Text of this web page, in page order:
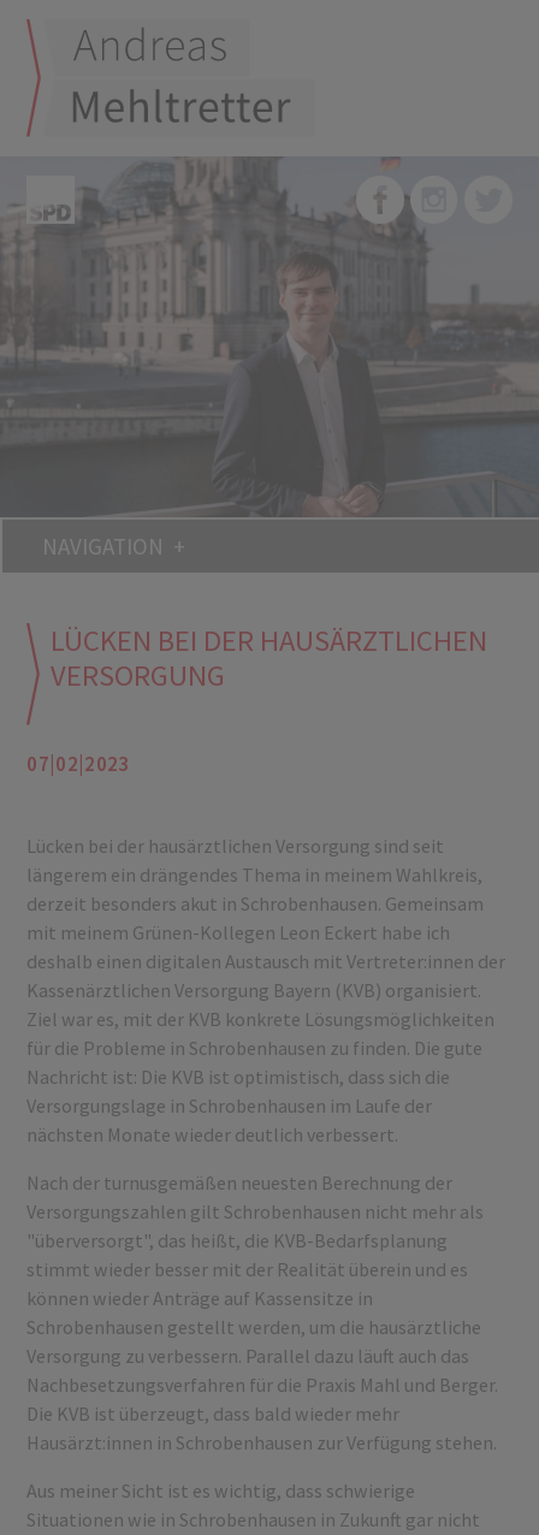
NAVIGATION
LÜCKEN BEI DER HAUSÄRZTLICHEN
VERSORGUNG
07|02|2023
Lücken bei der hausärztlichen Versorgung sind seit
längerem ein drängendes Thema in meinem Wahlkreis,
derzeit besonders akut in Schrobenhausen. Gemeinsam
mit meinem Grünen-Kollegen Leon Eckert habe ich
deshalb einen digitalen Austausch mit Vertreter:innen der
Kassenärztlichen Versorgung Bayern (KVB) organisiert.
Ziel war es, mit der KVB konkrete Lösungsmöglichkeiten
für die Probleme in Schrobenhausen zu finden. Die gute
Nachricht ist: Die KVB ist optimistisch, dass sich die
Versorgungslage in Schrobenhausen im Laufe der
nächsten Monate wieder deutlich verbessert.
Nach der turnusgemäßen neuesten Berechnung der
Versorgungszahlen gilt Schrobenhausen nicht mehr als
"überversorgt", das heißt, die KVB-Bedarfsplanung
stimmt wieder besser mit der Realität überein und es
können wieder Anträge auf Kassensitze in
Schrobenhausen gestellt werden, um die hausärztliche
Versorgung zu verbessern. Parallel dazu läuft auch das
Nachbesetzungsverfahren für die Praxis Mahl und Berger.
Die KVB ist überzeugt, dass bald wieder mehr
Hausärzt:innen in Schrobenhausen zur Verfügung stehen.
Aus meiner Sicht ist es wichtig, dass schwierige
Situationen wie in Schrobenhausen in Zukunft gar nicht